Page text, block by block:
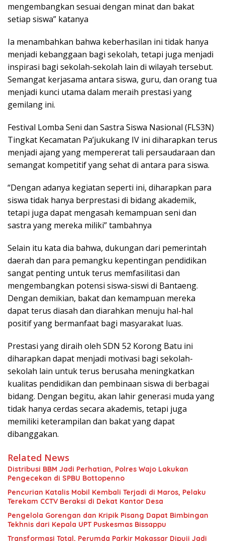
mengembangkan sesuai dengan minat dan bakat
setiap siswa” katanya
Ia menambahkan bahwa keberhasilan ini tidak hanya
menjadi kebanggaan bagi sekolah, tetapi juga menjadi
inspirasi bagi sekolah-sekolah lain di wilayah tersebut.
Semangat kerjasama antara siswa, guru, dan orang tua
menjadi kunci utama dalam meraih prestasi yang
gemilang ini.
Festival Lomba Seni dan Sastra Siswa Nasional (FLS3N)
Tingkat Kecamatan Pa’jukukang IV ini diharapkan terus
menjadi ajang yang mempererat tali persaudaraan dan
semangat kompetitif yang sehat di antara para siswa.
“Dengan adanya kegiatan seperti ini, diharapkan para
siswa tidak hanya berprestasi di bidang akademik,
tetapi juga dapat mengasah kemampuan seni dan
sastra yang mereka miliki” tambahnya
Selain itu kata dia bahwa, dukungan dari pemerintah
daerah dan para pemangku kepentingan pendidikan
sangat penting untuk terus memfasilitasi dan
mengembangkan potensi siswa-siswi di Bantaeng.
Dengan demikian, bakat dan kemampuan mereka
dapat terus diasah dan diarahkan menuju hal-hal
positif yang bermanfaat bagi masyarakat luas.
Prestasi yang diraih oleh SDN 52 Korong Batu ini
diharapkan dapat menjadi motivasi bagi sekolah-
sekolah lain untuk terus berusaha meningkatkan
kualitas pendidikan dan pembinaan siswa di berbagai
bidang. Dengan begitu, akan lahir generasi muda yang
tidak hanya cerdas secara akademis, tetapi juga
memiliki keterampilan dan bakat yang dapat
dibanggakan.
Related News
Distribusi BBM Jadi Perhatian, Polres Wajo Lakukan
Pengecekan di SPBU Bottopenno
Pencurian Katalis Mobil Kembali Terjadi di Maros, Pelaku
Terekam CCTV Beraksi di Dekat Kantor Desa
Pengelola Gorengan dan Kripik Pisang Dapat Bimbingan
Tekhnis dari Kepala UPT Puskesmas Bissappu
Transformasi Total, Perumda Parkir Makassar Dipuji Jadi